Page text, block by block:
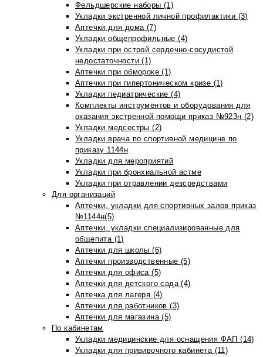
Фельдшерские наборы (1)
Укладки экстренной личной профилактики (3)
Аптечки для дома (7)
Укладки общепрофильные (4)
Укладки при острой сердечно-сосудистой
недостаточности (1)
Аптечки при обмороке (1)
Аптечки при гипертоническом кризе (1)
Укладки педиатрические (4)
Комплекты инструментов и оборудования для
оказания экстренной помощи приказ №923н (2)
Укладки медсестры (2)
Укладки врача по спортивной медицине по
приказу 1144н
Укладки для мероприятий
Укладки при бронхиальной астме
Укладки при отравлении дезсредствами
Для организаций
Аптечки, укладки для спортивных залов приказ
№1144н(5)
Аптечки, укладки специализированные для
общепита (1)
Аптечки для школы (6)
Аптечки производственные (5)
Аптечки для офиса (5)
Аптечки для детского сада (4)
Аптечка для лагеря (4)
Аптечки для работников (3)
Аптечки для магазина (5)
По кабинетам
Укладки медицинские для оснащения ФАП (14)
Укладки для прививочного кабинета (11)